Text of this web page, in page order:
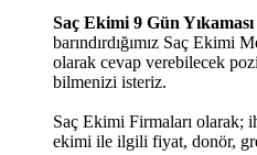
Saç Ekimi 9 Gün Yıkaması
barındırdığımız Saç Ekimi
olarak cevap verebilecek
bilmenizi isteriz.
Saç Ekimi Firmaları olarak;
ekimi ile ilgili fiyat, donör,